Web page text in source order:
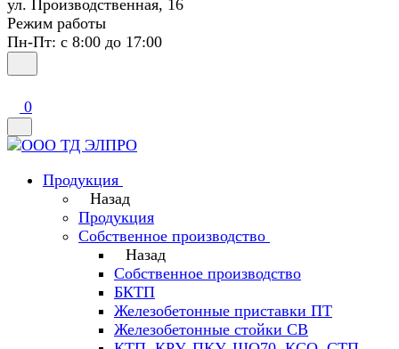
ул. Производственная, 16
Режим работы
Пн-Пт: с 8:00 до 17:00
0
Продукция
Назад
Продукция
Собственное производство
Назад
Собственное производство
БКТП
Железобетонные приставки ПТ
Железобетонные стойки СВ